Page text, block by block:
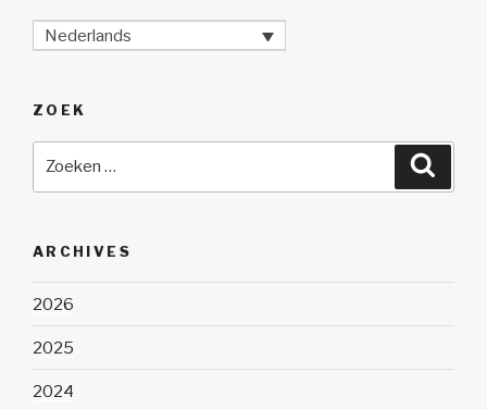
Nederlands
ZOEK
ARCHIVES
2026
2025
2024